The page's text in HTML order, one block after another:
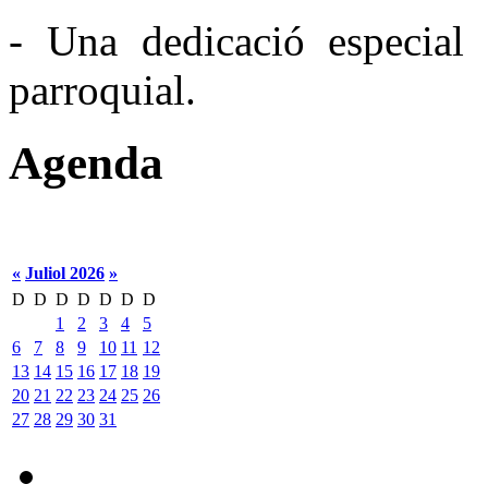
- Una dedicació
parroquial.
Agenda
« Juliol 2026 »
D D D D D D D
1
2 3 4
5
6
7 8 9 10 11 12
13 14 15 16 17 18 19
20 21 22 23 24 25 26
27 28 29 30 31